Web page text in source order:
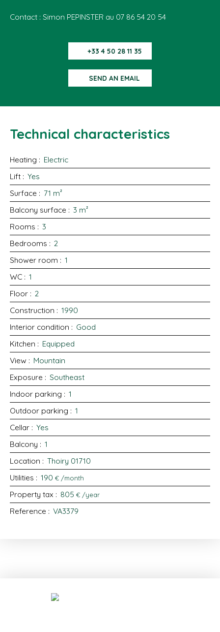
Contact : Simon PEPINSTER au 07 86 54 20 54
+33 4 50 28 11 35
SEND AN EMAIL
Technical characteristics
Heating : Electric
Lift : Yes
Surface : 71 m²
Balcony surface : 3 m²
Rooms : 3
Bedrooms : 2
Shower room : 1
WC : 1
Floor : 2
Construction : 1990
Interior condition : Good
Kitchen : Equipped
View : Mountain
Exposure : Southeast
Indoor parking : 1
Outdoor parking : 1
Cellar : Yes
Balcony : 1
Location : Thoiry 01710
Utilities : 190 € /month
Property tax : 805 € /year
Reference : VA3379